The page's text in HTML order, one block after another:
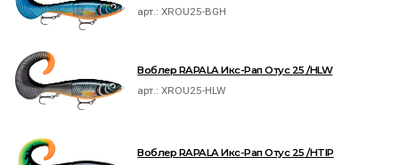
арт.:XROU25-BGH
Воблер RAPALA Икс-Рап Отус 25 /HLW
арт.:XROU25-HLW
Воблер RAPALA Икс-Рап Отус 25 /HTIP